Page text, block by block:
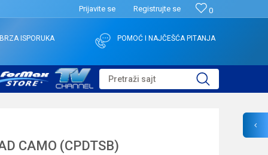
0
Prijavite se Registrujte se
BRZA ISPORUKA POMOĆ I NAJČEŠĆA PITANJA
Pretraži sajt
CAMO (CPDTSB)